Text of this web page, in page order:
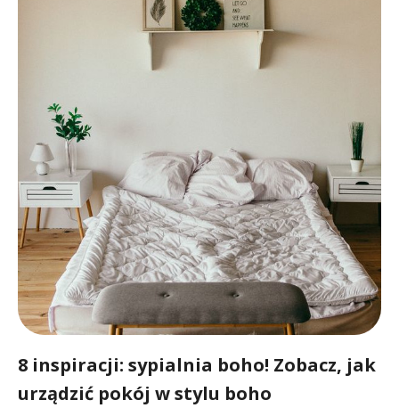
8 inspiracji: sypialnia boho! Zobacz, jak
urządzić pokój w stylu boho